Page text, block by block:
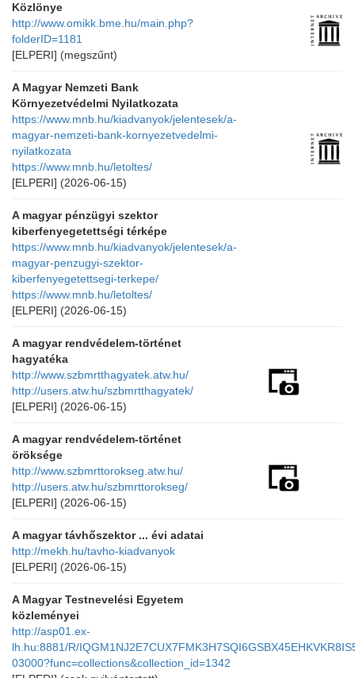
Közlönye
http://www.omikk.bme.hu/main.php?
folderID=1181
[ELPERI] (megszűnt)
A Magyar Nemzeti Bank
Környezetvédelmi Nyilatkozata
https://www.mnb.hu/kiadvanyok/jelentesek/a-
magyar-nemzeti-bank-kornyezetvedelmi-
nyilatkozata
https://www.mnb.hu/letoltes/
[ELPERI] (2026-06-15)
A magyar pénzügyi szektor
kiberfenyegetettségi térképe
https://www.mnb.hu/kiadvanyok/jelentesek/a-
magyar-penzugyi-szektor-
kiberfenyegetettsegi-terkepe/
https://www.mnb.hu/letoltes/
[ELPERI] (2026-06-15)
A magyar rendvédelem-történet
hagyatéka
http://www.szbmrtthagyatek.atw.hu/
http://users.atw.hu/szbmrtthagyatek/
[ELPERI] (2026-06-15)
A magyar rendvédelem-történet
öröksége
http://www.szbmrttorokseg.atw.hu/
http://users.atw.hu/szbmrttorokseg/
[ELPERI] (2026-06-15)
A magyar távhőszektor ... évi adatai
http://mekh.hu/tavho-kiadvanyok
[ELPERI] (2026-06-15)
A Magyar Testnevelési Egyetem
közleményei
http://asp01.ex-
lh.hu:8881/R/
03000?func=collections&collection_id=1342